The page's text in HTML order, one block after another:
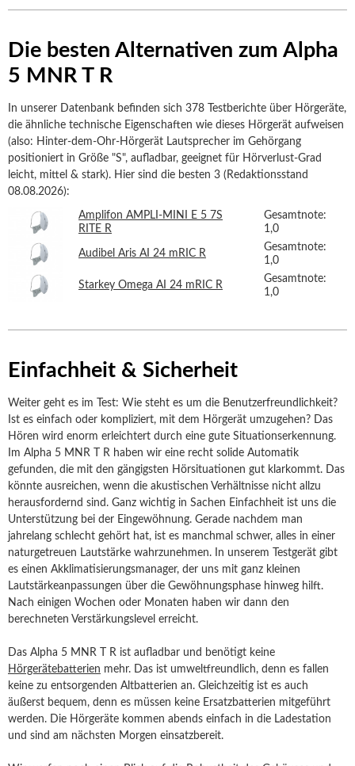
Die besten Alternativen zum Alpha
5 MNR T R
In unserer Datenbank befinden sich 378 Testberichte über Hörgeräte,
die ähnliche technische Eigenschaften wie dieses Hörgerät aufweisen
(also: Hinter-dem-Ohr-Hörgerät Lautsprecher im Gehörgang
positioniert in Größe "S", aufladbar, geeignet für Hörverlust-Grad
leicht, mittel & stark). Hier sind die besten 3 (Redaktionsstand
08.08.2026):
Amplifon AMPLI-MINI E 5 7S
RITE R
Gesamtnote:
1,0
Audibel Aris AI 24 mRIC R
Gesamtnote:
1,0
Starkey Omega AI 24 mRIC R
Gesamtnote:
1,0
Einfachheit & Sicherheit
Weiter geht es im Test: Wie steht es um die Benutzerfreundlichkeit?
Ist es einfach oder kompliziert, mit dem Hörgerät umzugehen? Das
Hören wird enorm erleichtert durch eine gute Situationserkennung.
Im Alpha 5 MNR T R haben wir eine recht solide Automatik
gefunden, die mit den gängigsten Hörsituationen gut klarkommt. Das
könnte ausreichen, wenn die akustischen Verhältnisse nicht allzu
herausfordernd sind. Ganz wichtig in Sachen Einfachheit ist uns die
Unterstützung bei der Eingewöhnung. Gerade nachdem man
jahrelang schlecht gehört hat, ist es manchmal schwer, alles in einer
naturgetreuen Lautstärke wahrzunehmen. In unserem Testgerät gibt
es einen Akklimatisierungsmanager, der uns mit ganz kleinen
Lautstärkeanpassungen über die Gewöhnungsphase hinweg hilft.
Nach einigen Wochen oder Monaten haben wir dann den
berechneten Verstärkungslevel erreicht.
Das Alpha 5 MNR T R ist aufladbar und benötigt keine
Hörgerätebatterien mehr. Das ist umweltfreundlich, denn es fallen
keine zu entsorgenden Altbatterien an. Gleichzeitig ist es auch
äußerst bequem, denn es müssen keine Ersatzbatterien mitgeführt
werden. Die Hörgeräte kommen abends einfach in die Ladestation
und sind am nächsten Morgen einsatzbereit.